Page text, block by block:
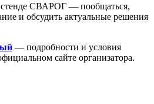
стенде СВАРОГ — пообщаться,
и обсудить актуальные решения
— подробности и условия
сайте организатора.